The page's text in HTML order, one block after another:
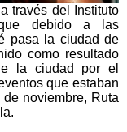
través del Instituto
debido a las
pasa la ciudad de
como resultado
la ciudad por el
que estaban
noviembre, Ruta